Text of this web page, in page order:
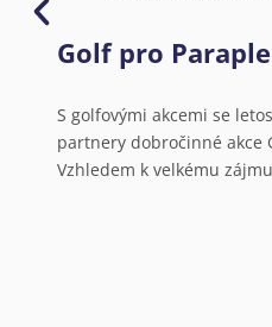
Golf pro Paraple
S golfovými akcemi se
partnery dobročinné akce
Vzhledem k velkému